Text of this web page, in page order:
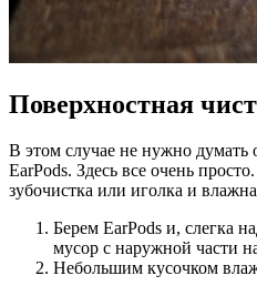
Поверхностная
В этом случае не нужно думать
EarPods. Здесь все очень
зубочистка или иголка и
Берем EarPods и, слегка
мусор с наружной части
Небольшим кусочком